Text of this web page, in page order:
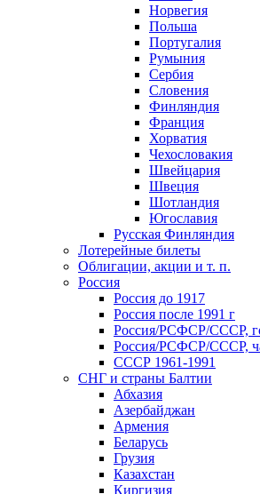
Норвегия
Польша
Португалия
Румыния
Сербия
Словения
Финляндия
Франция
Хорватия
Чехословакия
Швейцария
Швеция
Шотландия
Югославия
Русская Финляндия
Лотерейные билеты
Облигации, акции и т. п.
Россия
Россия до 1917
Россия после 1991 г
Россия/РСФСР/СССР,
Россия/РСФСР/СССР,
СССР 1961-1991
СНГ и страны Балтии
Абхазия
Азербайджан
Армения
Беларусь
Грузия
Казахстан
Киргизия